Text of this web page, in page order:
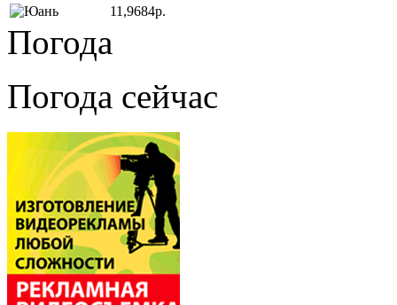
11,9684р.
Погода
Погода сейчас